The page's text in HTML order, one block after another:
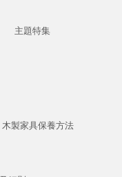
主題特集
木製家具保養方法